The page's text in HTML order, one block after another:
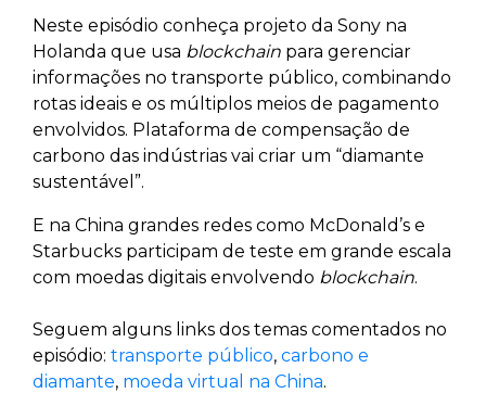
Neste episódio conheça projeto da Sony na
Holanda que usa blockchain para gerenciar
informações no transporte público, combinando
rotas ideais e os múltiplos meios de pagamento
envolvidos. Plataforma de compensação de
carbono das indústrias vai criar um “diamante
sustentável”.
E na China grandes redes como McDonald’s e
Starbucks participam de teste em grande escala
com moedas digitais envolvendo blockchain.
Seguem alguns links dos temas comentados no
episódio: transporte público, carbono e
diamante, moeda virtual na China.